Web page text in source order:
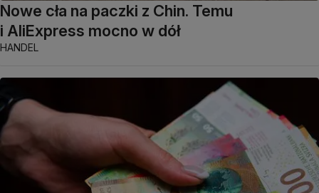
Nowe cła na paczki z Chin. Temu
i AliExpress mocno w dół
HANDEL